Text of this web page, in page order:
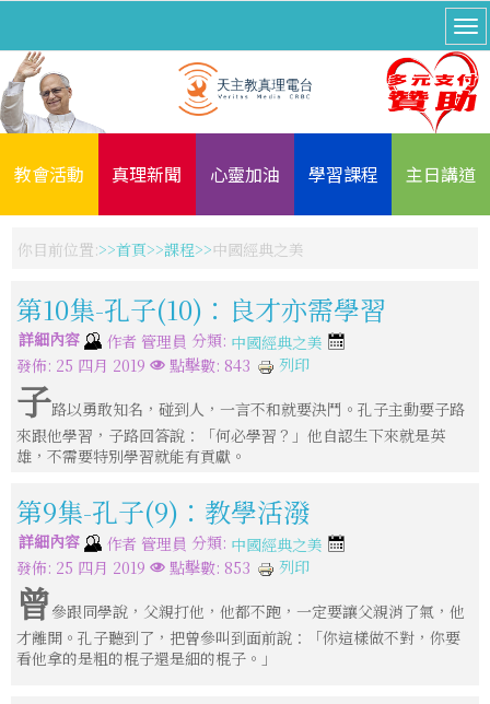
教會活動 真理新聞 心靈加油 學習課程 主日講道
你目前位置: 首頁 課程 中國經典之美
第10集-孔子(10)：良才亦需學習
詳細內容 作者 管理員 分類: 中國經典之美
發佈: 25 四月 2019
點擊數: 843 列印
子路以勇敢知名，碰到人，一言不和就要決鬥。孔子主動要子路
來跟他學習，子路回答說：「何必學習？」他自認生下來就是英
雄，不需要特別學習就能有貢獻。
第9集-孔子(9)：教學活潑
詳細內容 作者 管理員 分類: 中國經典之美
發佈: 25 四月 2019
點擊數: 853 列印
曾參跟同學說，父親打他，他都不跑，一定要讓父親消了氣，他
才離開。孔子聽到了，把曾參叫到面前說：「你這樣做不對，你要
看他拿的是粗的棍子還是細的棍子。」